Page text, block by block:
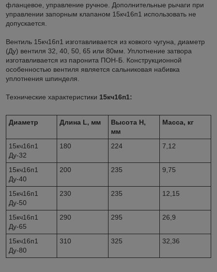
фланцевое, управление ручное. Дополнительные рычаги при
управлении запорным клапаном 15кч16п1 использовать не
допускается.
Вентиль 15кч16п1 изготавливается из ковкого чугуна, диаметр
(Ду) вентиля 32, 40, 50, 65 или 80мм. Уплотнение затвора
изготавливается из паронита ПОН-Б. Конструкционной
особенностью вентиля является сальниковая набивка
уплотнения шпинделя.
Технические характеристики 15кч16п1:
Диаметр Длина L, мм
Высота H,
мм
Масса, кг
15кч16п1
Ду-32
180 224 7,12
15кч16п1
Ду-40
200 235 9,75
15кч16п1
Ду-50
230 235 12,15
15кч16п1
Ду-65
290 295 26,9
15кч16п1
Ду-80
310 325 32,36